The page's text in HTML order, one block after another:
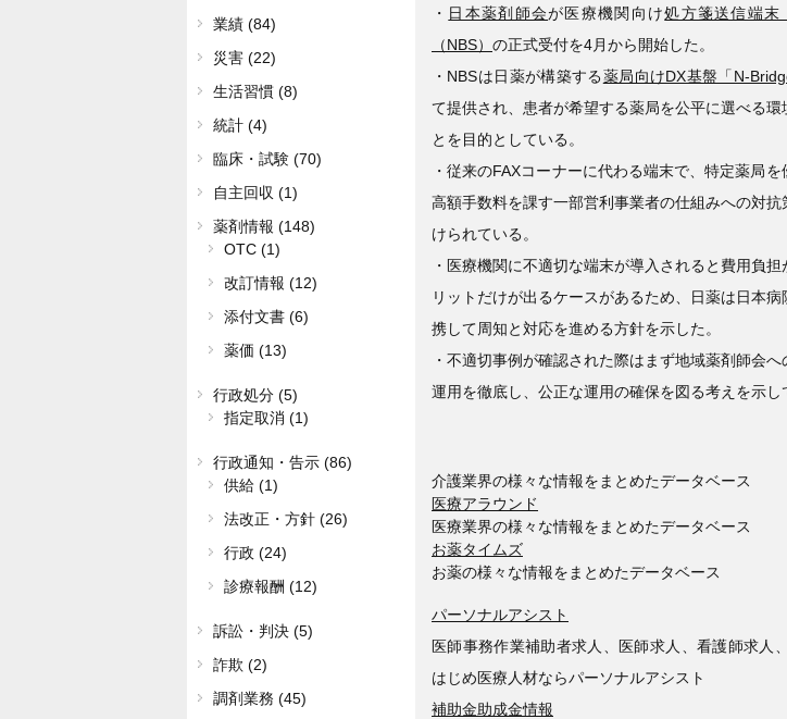
・ 日本薬剤師会が医療機関向け処方箋送信端末
（NBS） の正式受付を4月から開始した。
・NBSは日薬が構築する薬局向けDX基盤「N-
て提供され、患者が希望する薬局を公平に選べる環
とを目的としている。
・従来のFAXコーナーに代わる端末で、特定薬局を
高額手数料を課す一部営利事業者の仕組みへの対抗
けられている。
・医療機関に不適切な端末が導入されると費用負担
リットだけが出るケースがあるため、日薬は日本病
携して周知と対応を進める方針を示した。
・不適切事例が確認された際はまず地域薬剤師会へ
運用を徹底し、公正な運用の確保を図る考えを示し
介護業界の様々な情報をまとめたデータベース
医療アラウンド
医療業界の様々な情報をまとめたデータベース
お薬タイムズ
お薬の様々な情報をまとめたデータベース
パーソナルアシスト
医師事務作業補助者求人、医師求人、看護師求人
はじめ医療人材ならパーソナルアシスト
補助金助成金情報
業績 (84)
災害 (22)
生活習慣 (8)
統計 (4)
臨床・試験 (70)
自主回収 (1)
薬剤情報 (148)
OTC (1)
改訂情報 (12)
添付文書 (6)
薬価 (13)
行政処分 (5)
指定取消 (1)
行政通知・告示 (86)
供給 (1)
法改正・方針 (26)
行政 (24)
診療報酬 (12)
訴訟・判決 (5)
詐欺 (2)
調剤業務 (45)